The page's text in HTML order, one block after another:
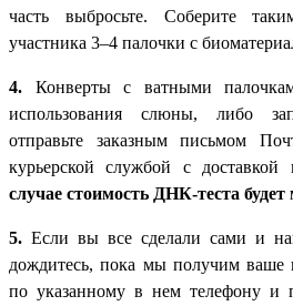
часть выбросьте. Соберите
участника 3–4 палочки с
4. Конверты с ватными
использования слюны, либо
отправьте заказным письмом
курьерской службой с доставкой
случае стоимость ДНК-теста
5. Если вы все сделали сами и
дождитесь, пока мы получим ваше
по указанному в нем телефону и